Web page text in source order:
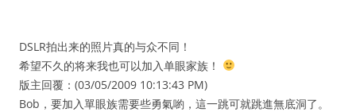
DSLR拍出来的照片真的与众不同！
希望不久的将来我也可以加入单眼家族！
版主回覆：(03/05/2009 10:13:43 PM)
Bob，要加入單眼族需要些勇氣喲，這一跳可就跳進無底洞了。